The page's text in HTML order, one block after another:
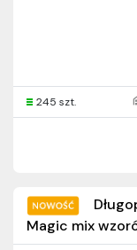
245 szt.
Magic mix